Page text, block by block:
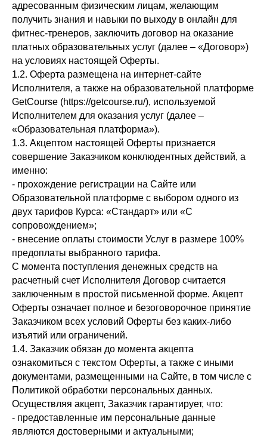
адресованным физическим лицам, желающим
получить знания и навыки по выходу в онлайн для
фитнес-тренеров, заключить договор на оказание
платных образовательных услуг (далее – «Договор»)
на условиях настоящей Оферты.
1.2. Оферта размещена на интернет-сайте
Исполнителя, а также на образовательной платформе
GetCourse (https://getcourse.ru/), используемой
Исполнителем для оказания услуг (далее –
«Образовательная платформа»).
1.3. Акцептом настоящей Оферты признается
совершение Заказчиком конклюдентных действий, а
именно:
- прохождение регистрации на Сайте или
Образовательной платформе с выбором одного из
двух тарифов Курса: «Стандарт» или «С
сопровождением»;
- внесение оплаты стоимости Услуг в размере 100%
предоплаты выбранного тарифа.
С момента поступления денежных средств на
расчетный счет Исполнителя Договор считается
заключенным в простой письменной форме. Акцепт
Оферты означает полное и безоговорочное принятие
Заказчиком всех условий Оферты без каких-либо
изъятий или ограничений.
1.4. Заказчик обязан до момента акцепта
ознакомиться с текстом Оферты, а также с иными
документами, размещенными на Сайте, в том числе с
Политикой обработки персональных данных.
Осуществляя акцепт, Заказчик гарантирует, что:
- предоставленные им персональные данные
являются достоверными и актуальными;